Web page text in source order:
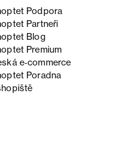
Podpora
Partneři
Blog
Premium
e‑commerce
Poradna